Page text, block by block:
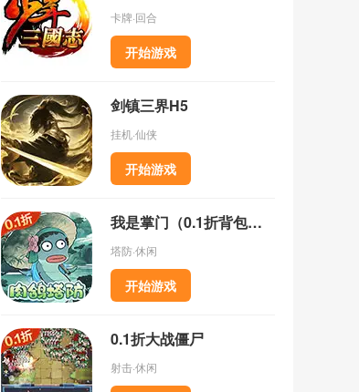
卡牌·回合
开始游戏
剑镇三界H5
挂机·仙侠
开始游戏
我是掌门（0.1折背包乱斗）
塔防·休闲
开始游戏
0.1折大战僵尸
射击·休闲